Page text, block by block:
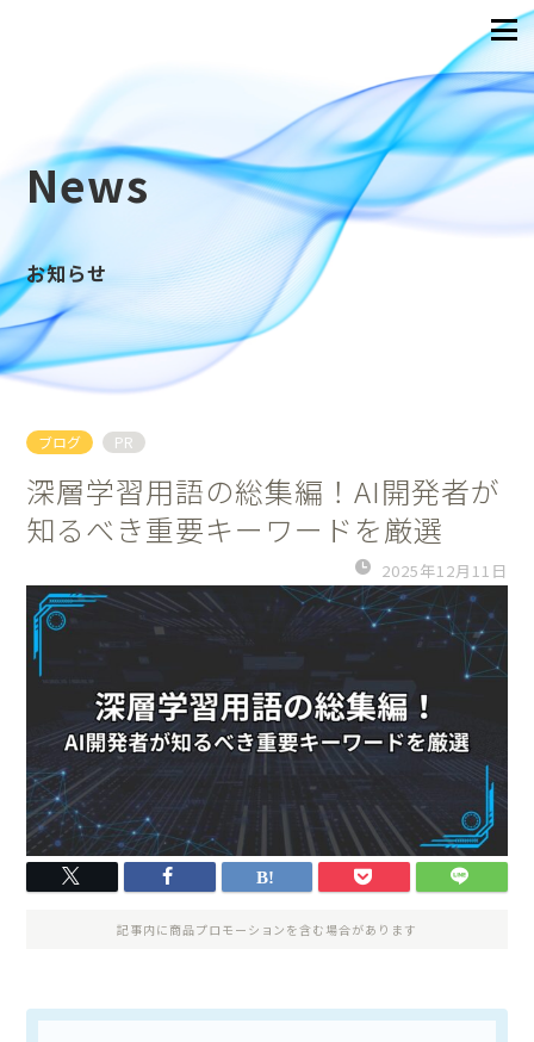
News
お知らせ
ブログ PR
深層学習用語の総集編！AI開発者が
知るべき重要キーワードを厳選
2025年12月11日
記事内に商品プロモーションを含む場合があります